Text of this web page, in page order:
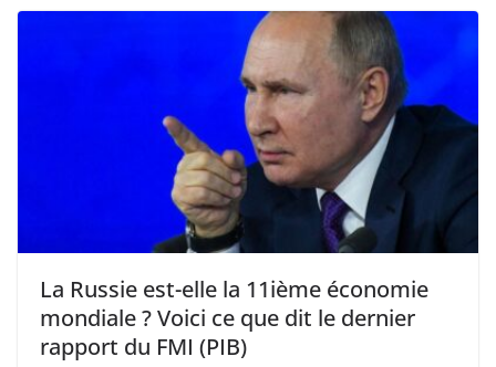
La Russie est-elle la 11ième économie
mondiale ? Voici ce que dit le dernier
rapport du FMI (PIB)